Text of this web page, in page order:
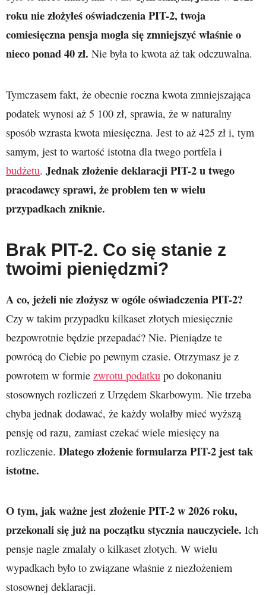
roku nie złożyłeś oświadczenia PIT-2, twoja
comiesięczna pensja mogła się zmniejszyć właśnie o
nieco ponad 40 zł. Nie była to kwota aż tak odczuwalna.
Tymczasem fakt, że obecnie roczna kwota zmniejszająca
podatek wynosi aż 5 100 zł, sprawia, że w naturalny
sposób wzrasta kwota miesięczna. Jest to aż 425 zł i, tym
samym, jest to wartość istotna dla twego portfela i
budżetu. Jednak złożenie deklaracji PIT-2 u twego
pracodawcy sprawi, że problem ten w wielu
przypadkach zniknie.
Brak PIT-2. Co się stanie z
twoimi pieniędzmi?
A co, jeżeli nie złożysz w ogóle oświadczenia PIT-2?
Czy w takim przypadku kilkaset złotych miesięcznie
bezpowrotnie będzie przepadać? Nie. Pieniądze te
powrócą do Ciebie po pewnym czasie. Otrzymasz je z
powrotem w formie zwrotu podatku po dokonaniu
stosownych rozliczeń z Urzędem Skarbowym. Nie trzeba
chyba jednak dodawać, że każdy wolałby mieć wyższą
pensję od razu, zamiast czekać wiele miesięcy na
rozliczenie. Dlatego złożenie formularza PIT-2 jest tak
istotne.
O tym, jak ważne jest złożenie PIT-2 w 2026roku,
przekonali się już na początku stycznia nauczyciele. Ich
pensje nagle zmalały o kilkaset złotych. W wielu
wypadkach było to związane właśnie z niezłożeniem
stosownej deklaracji.